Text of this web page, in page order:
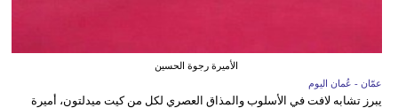
الأميرة رجوة الحسين
عمّان - عُمان اليوم
يبرز تشابه لافت في الأسلوب والمذاق العصري لكل من كيت ميدلتون، أميرة